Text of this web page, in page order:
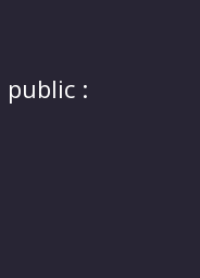
public :